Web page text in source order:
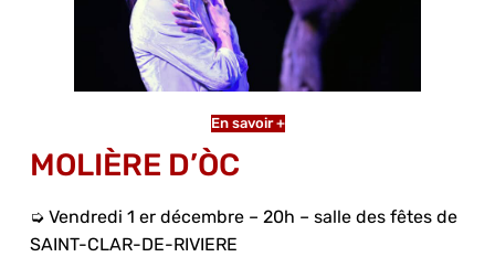
En savoir +
MOLIÈRE D’ÒC
➭ Vendredi 1 er décembre – 20h – salle des fêtes de
SAINT-CLAR-DE-RIVIERE